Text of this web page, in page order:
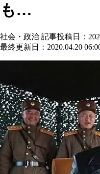
も…
社会・政治 記事投稿日：
最終更新日：2020.04.20